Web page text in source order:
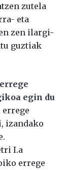
zutela
eta
zen ilargi-
guztiak
egin du
errege
izandako
I.a
errege